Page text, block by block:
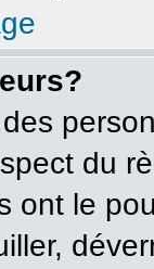
du
ont le